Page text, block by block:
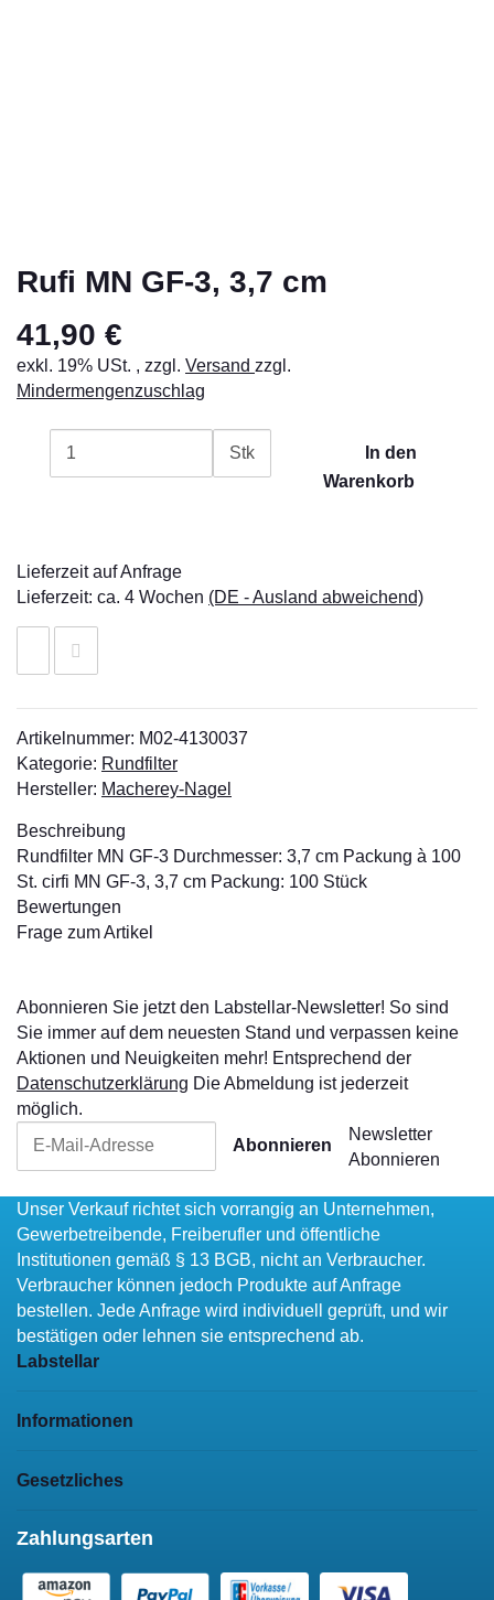
Rufi MN GF-3, 3,7 cm
41,90 €
exkl. 19% USt. , zzgl. Versand zzgl.
Mindermengenzuschlag
Stk
In den
Warenkorb
Lieferzeit auf Anfrage
Lieferzeit: ca. 4 Wochen (DE - Ausland abweichend)
Artikelnummer: M02-4130037
Kategorie: Rundfilter
Hersteller: Macherey-Nagel
Beschreibung
Rundfilter MN GF-3 Durchmesser: 3,7 cm Packung à 100
St. cirfi MN GF-3, 3,7 cm Packung: 100 Stück
Bewertungen
Frage zum Artikel
Abonnieren Sie jetzt den Labstellar-Newsletter! So sind
Sie immer auf dem neuesten Stand und verpassen keine
Aktionen und Neuigkeiten mehr! Entsprechend der
Datenschutzerklärung Die Abmeldung ist jederzeit
möglich.
Abonnieren
Newsletter
Abonnieren
Unser Verkauf richtet sich vorrangig an Unternehmen,
Gewerbetreibende, Freiberufler und öffentliche
Institutionen gemäß § 13 BGB, nicht an Verbraucher.
Verbraucher können jedoch Produkte auf Anfrage
bestellen. Jede Anfrage wird individuell geprüft, und wir
bestätigen oder lehnen sie entsprechend ab.
Labstellar
Informationen
Gesetzliches
Zahlungsarten